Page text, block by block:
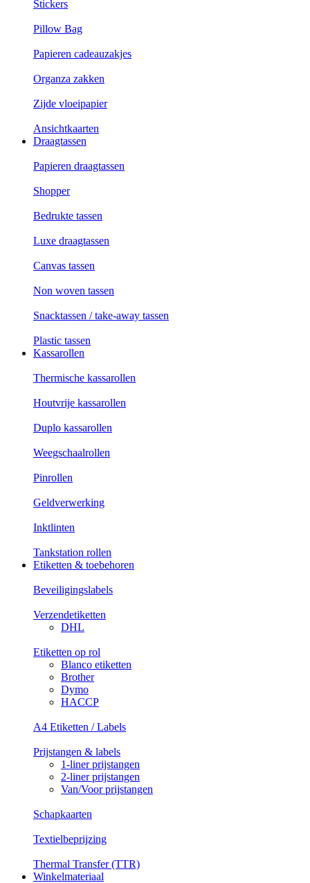
Stickers
Pillow Bag
Papieren cadeauzakjes
Organza zakken
Zijde vloeipapier
Ansichtkaarten
Draagtassen
Papieren draagtassen
Shopper
Bedrukte tassen
Luxe draagtassen
Canvas tassen
Non woven tassen
Snacktassen / take-away tassen
Plastic tassen
Kassarollen
Thermische kassarollen
Houtvrije kassarollen
Duplo kassarollen
Weegschaalrollen
Pinrollen
Geldverwerking
Inktlinten
Tankstation rollen
Etiketten & toebehoren
Beveiligingslabels
Verzendetiketten
DHL
Etiketten op rol
Blanco etiketten
Brother
Dymo
HACCP
A4 Etiketten / Labels
Prijstangen & labels
1-liner prijstangen
2-liner prijstangen
Van/Voor prijstangen
Schapkaarten
Textielbeprijzing
Thermal Transfer (TTR)
Winkelmateriaal